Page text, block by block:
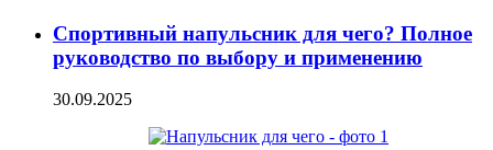
Спортивный напульсник для чего? Полное
руководство по выбору и применению
30.09.2025